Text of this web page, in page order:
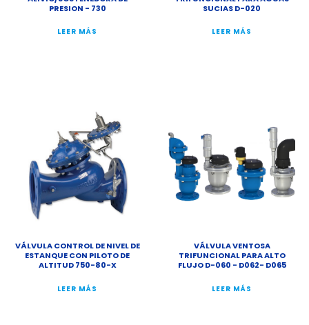
PRESION - 730
LEER MÁS
SUCIAS D-020
LEER MÁS
VÁLVULA CONTROL DE NIVEL DE
ESTANQUE CON PILOTO DE
ALTITUD 750-80-X
LEER MÁS
VÁLVULA VENTOSA
TRIFUNCIONAL PARA ALTO
FLUJO D-060 - D062- D065
LEER MÁS